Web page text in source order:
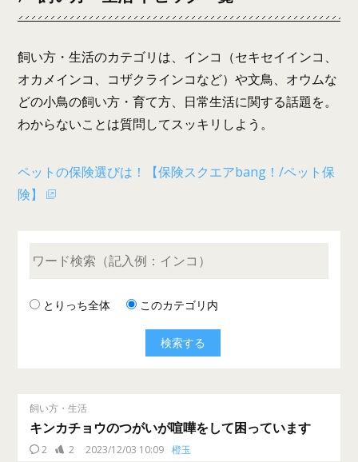
飼い方・生活のカテゴリは、インコ（セキセイインコ、
オカメインコ、コザクラインコなど）や文鳥、オウムな
どの小鳥の飼い方・育て方、日常生活に関する話題を。
わからないことは質問してスッキリしよう。
ペットの保険選びは！【保険スクエアbang！/ペット保
険】
とりっち全体 このカテゴリ内
飼い方・生活
キンカチョウのつがいが喧嘩をして困っています
2 2 2023/12/03 10:09 橙玉